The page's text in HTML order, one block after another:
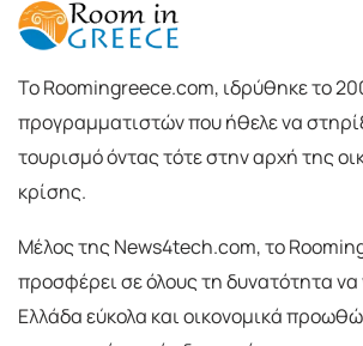
To Roomingreece.com, ιδρύθηκε το
προγραμματιστών που ήθελε να
τουρισμό όντας τότε στην αρχή της
κρίσης.
Μέλος της News4tech.com, το
προσφέρει σε όλους τη δυνατότητα
Ελλάδα εύκολα και οικονομικά